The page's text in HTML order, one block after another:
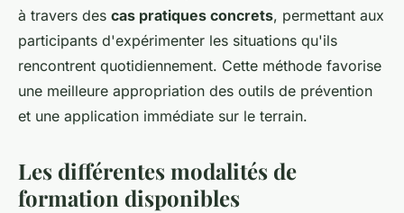
à travers des cas pratiques concrets, permettant aux
participants d'expérimenter les situations qu'ils
rencontrent quotidiennement. Cette méthode favorise
une meilleure appropriation des outils de prévention
et une application immédiate sur le terrain.
Les différentes modalités de
formation disponibles